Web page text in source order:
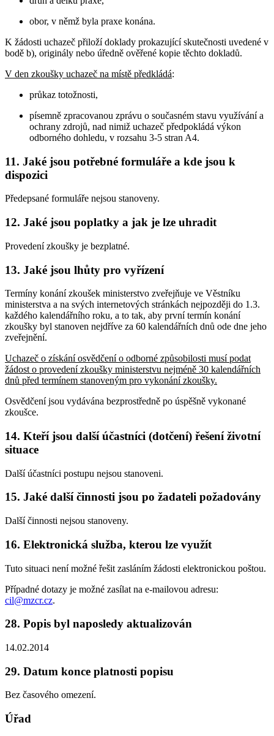
obor, v němž byla praxe konána.
K žádosti uchazeč přiloží doklady prokazující skutečnosti uvedené v
bodě b), originály nebo úředně ověřené kopie těchto dokladů.
V den zkoušky uchazeč na místě předkládá:
průkaz totožnosti,
písemně zpracovanou zprávu o současném stavu využívání a
ochrany zdrojů, nad nimiž uchazeč předpokládá výkon
odborného dohledu, v rozsahu 3-5 stran A4.
11. Jaké jsou potřebné formuláře a kde jsou k
dispozici
Předepsané formuláře nejsou stanoveny.
12. Jaké jsou poplatky a jak je lze uhradit
Provedení zkoušky je bezplatné.
13. Jaké jsou lhůty pro vyřízení
Termíny konání zkoušek ministerstvo zveřejňuje ve Věstníku
ministerstva a na svých internetových stránkách nejpozději do 1.3.
každého kalendářního roku, a to tak, aby první termín konání
zkoušky byl stanoven nejdříve za 60 kalendářních dnů ode dne jeho
zveřejnění.
Uchazeč o získání osvědčení o odborné způsobilosti musí podat
žádost o provedení zkoušky ministerstvu nejméně 30 kalendářních
dnů před termínem stanoveným pro vykonání zkoušky.
Osvědčení jsou vydávána bezprostředně po úspěšně vykonané
zkoušce.
14. Kteří jsou další účastníci (dotčení) řešení životní
situace
Další účastníci postupu nejsou stanoveni.
15. Jaké další činnosti jsou po žadateli požadovány
Další činnosti nejsou stanoveny.
16. Elektronická služba, kterou lze využít
Tuto situaci není možné řešit zasláním žádosti elektronickou poštou.
Případné dotazy je možné zasílat na e-mailovou adresu:
cil@mzcr.cz.
28. Popis byl naposledy aktualizován
14.02.2014
29. Datum konce platnosti popisu
Bez časového omezení.
Úřad